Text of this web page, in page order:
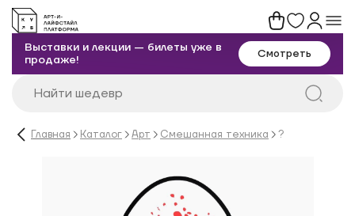
Выставки и лекции — билеты уже в
продаже!
Смотреть
Главная Каталог Арт Смешанная техника ?